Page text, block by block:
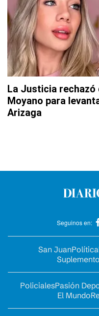
La Justicia rechazó
Moyano para
Arizaga
Seguinos en:
San JuanPolítica
PolicialesPasión
El Mundo